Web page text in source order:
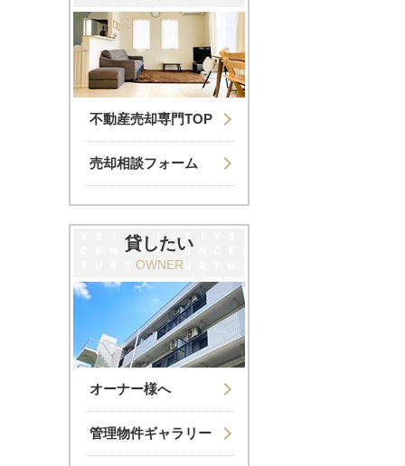
不動産売却専門TOP
売却相談フォーム
貸したい
OWNER
オーナー様へ
管理物件ギャラリー